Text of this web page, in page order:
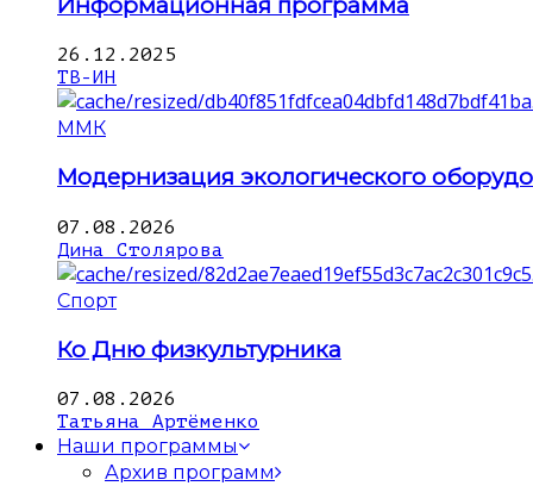
26.12.2025
ТВ-ИН
ММК
Модернизация экологического
07.08.2026
Дина Столярова
Спорт
Ко Дню физкультурника
07.08.2026
Татьяна Артёменко
Наши программы
Архив программ